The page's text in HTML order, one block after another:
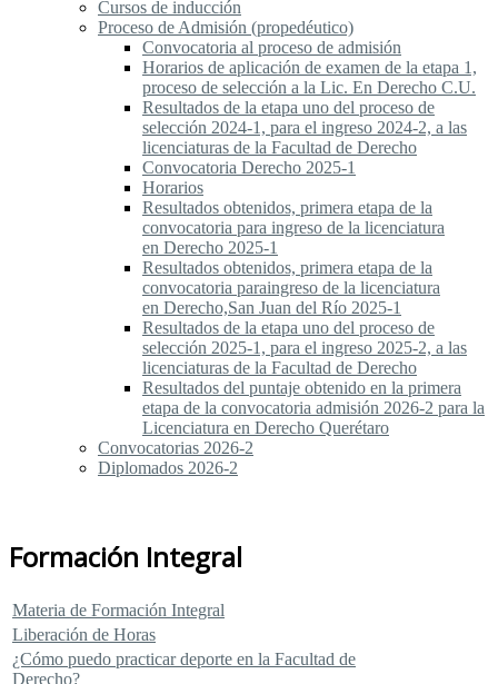
Cursos de inducción
Proceso de Admisión (propedéutico)
Convocatoria al proceso de admisión
Horarios de aplicación de examen de la etapa 1,
proceso de selección a la Lic. En Derecho C.U.
Resultados de la etapa uno del proceso de
selección 2024-1, para el ingreso 2024-2, a las
licenciaturas de la Facultad de Derecho
Convocatoria Derecho 2025-1
Horarios
Resultados obtenidos, primera etapa de la
convocatoria para ingreso de la licenciatura
en Derecho 2025-1
Resultados obtenidos, primera etapa de la
convocatoria paraingreso de la licenciatura
en Derecho,San Juan del Río 2025-1
Resultados de la etapa uno del proceso de
selección 2025-1, para el ingreso 2025-2, a las
licenciaturas de la Facultad de Derecho
Resultados del puntaje obtenido en la primera
etapa de la convocatoria admisión 2026-2 para la
Licenciatura en Derecho Querétaro
Convocatorias 2026-2
Diplomados 2026-2
Formación Integral
Materia de Formación Integral
Liberación de Horas
¿Cómo puedo practicar deporte en la Facultad de
Derecho?